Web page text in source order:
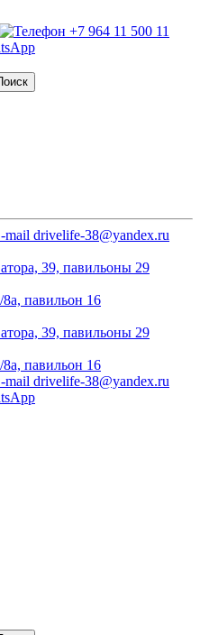
+7 964 11 500 11
drivelife-38@yandex.ru
39, павильоны 29
павильон 16
39, павильоны 29
павильон 16
drivelife-38@yandex.ru